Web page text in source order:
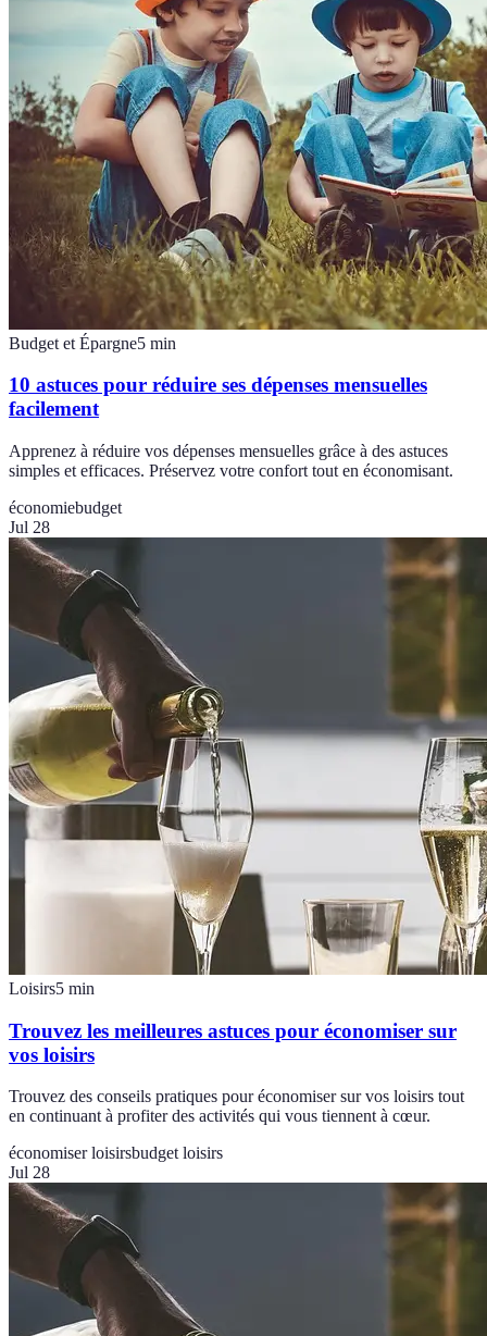
Budget et Épargne5 min
10 astuces pour réduire ses dépenses mensuelles
facilement
Apprenez à réduire vos dépenses mensuelles grâce à des astuces
simples et efficaces. Préservez votre confort tout en économisant.
économiebudget
Jul 28
Loisirs5 min
Trouvez les meilleures astuces pour économiser sur
vos loisirs
Trouvez des conseils pratiques pour économiser sur vos loisirs tout
en continuant à profiter des activités qui vous tiennent à cœur.
économiser loisirsbudget loisirs
Jul 28